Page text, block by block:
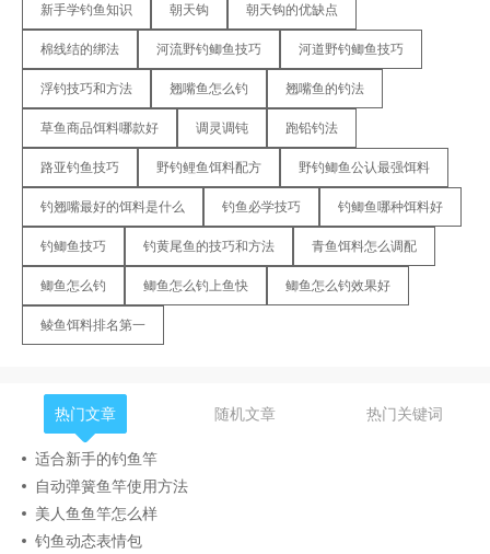
新手学钓鱼知识 朝天钩 朝天钩的优缺点
棉线结的绑法 河流野钓鲫鱼技巧 河道野钓鲫鱼技巧
浮钓技巧和方法 翘嘴鱼怎么钓 翘嘴鱼的钓法
草鱼商品饵料哪款好 调灵调钝 跑铅钓法
路亚钓鱼技巧 野钓鲤鱼饵料配方 野钓鲫鱼公认最强饵料
钓翘嘴最好的饵料是什么 钓鱼必学技巧 钓鲫鱼哪种饵料好
钓鲫鱼技巧 钓黄尾鱼的技巧和方法 青鱼饵料怎么调配
鲫鱼怎么钓 鲫鱼怎么钓上鱼快 鲫鱼怎么钓效果好
鲮鱼饵料排名第一
热门文章 随机文章 热门关键词
适合新手的钓鱼竿
自动弹簧鱼竿使用方法
美人鱼鱼竿怎么样
钓鱼动态表情包